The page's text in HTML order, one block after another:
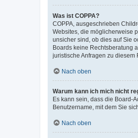
Was ist COPPA?
COPPA, ausgeschrieben
Websites, die möglicherweise
unsicher sind, ob dies auf Sie
Boards keine Rechtsberatung
juristische Anfragen zu diesem
Nach oben
Warum kann ich mich nicht
Es kann sein, dass die Board-
Benutzername, mit dem Sie
Nach oben